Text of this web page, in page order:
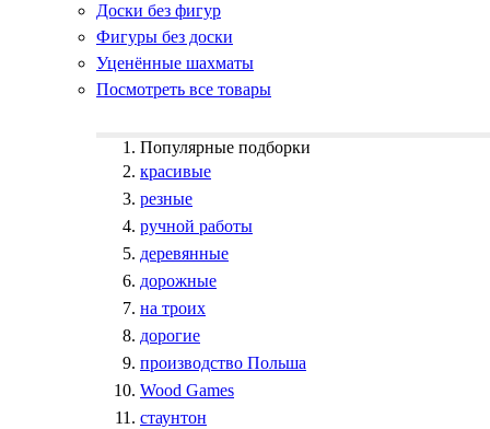
Доски без фигур
Фигуры без доски
Уценённые шахматы
Посмотреть все товары
Популярные подборки
красивые
резные
ручной работы
деревянные
дорожные
на троих
дорогие
производство Польша
Wood Games
стаунтон